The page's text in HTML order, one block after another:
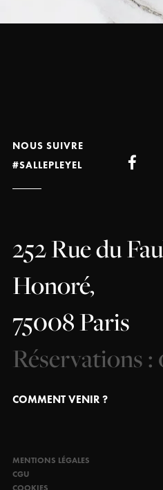
NOUS SUIVRE
#SALLEPLEYEL
252 Rue du
Honoré,
75008 Paris
Réservations :
COMMENT VENIR ?
MENTIONS LÉGALES
CGU